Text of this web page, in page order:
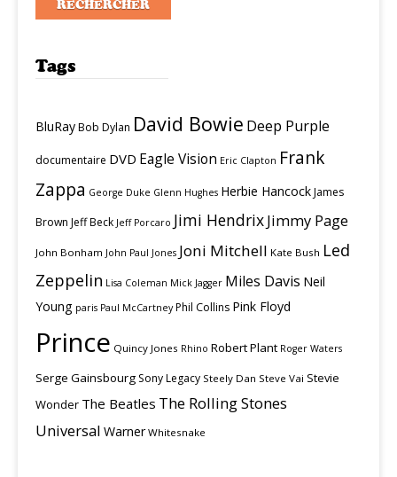
Tags
BluRayBob Dylan David Bowie Deep Purple
documentaire DVD Eagle Vision Eric Clapton Frank
Zappa George Duke Glenn Hughes Herbie HancockJames
Brown Jeff Beck Jeff Porcaro Jimi HendrixJimmy Page
John Bonham John Paul Jones Joni Mitchell Kate Bush Led
Zeppelin Lisa Coleman Mick Jagger Miles Davis Neil
Young paris Paul McCartney Phil Collins Pink Floyd
Prince Quincy Jones Rhino Robert Plant Roger Waters
Serge Gainsbourg Sony Legacy Steely Dan Steve Vai Stevie
Wonder The Beatles The Rolling Stones
Universal Warner Whitesnake